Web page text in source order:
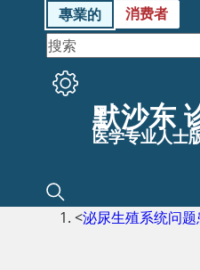
專業的 消费者
默沙东
医学专业人士
<泌尿生殖系统问